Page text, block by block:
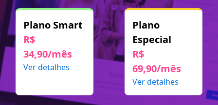
Plano Smart
R$
34,90/mês
Ver detalhes
Plano
Especial
R$
69,90/mês
Ver detalhes